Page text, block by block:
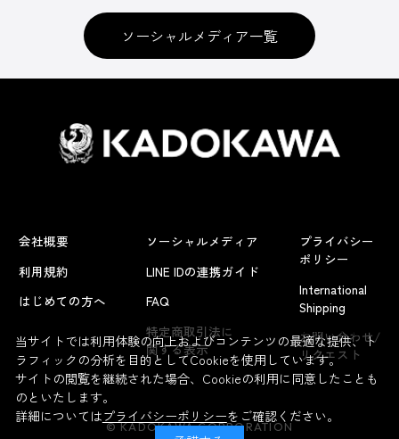
よくあるお問い合わせ
ソーシャルメディア一覧
会社概要
利用規約
はじめての方へ
ソーシャルメディア
LINE IDの連携ガイド
FAQ
特定商取引法に
関する表示
プライバシー
ポリシー
International
Shipping
お問い合わせ/
リクエスト
© KADOKAWA CORPORATION
当サイトでは利用体験の向上およびコンテンツの最適な提供、ト
ラフィックの分析を目的としてCookieを使用しています。
サイトの閲覧を継続された場合、Cookieの利用に同意したことも
のといたします。
詳細についてはプライバシーポリシーをご確認ください。